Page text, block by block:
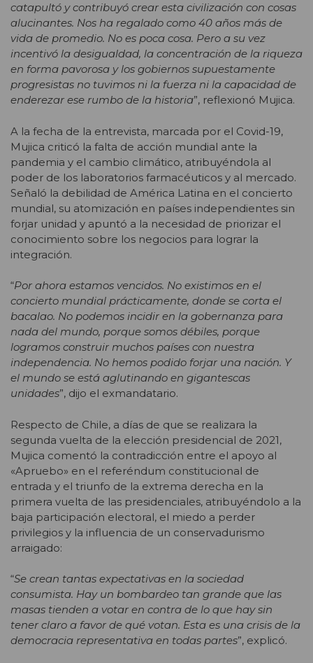
catapultó y contribuyó crear esta civilización con cosas
alucinantes. Nos ha regalado como 40 años más de
vida de promedio. No es poca cosa. Pero a su vez
incentivó la desigualdad, la concentración de la riqueza
en forma pavorosa y los gobiernos supuestamente
progresistas no tuvimos ni la fuerza ni la capacidad de
enderezar ese rumbo de la historia”, reflexionó Mujica.
A la fecha de la entrevista, marcada por el Covid-19,
Mujica criticó la falta de acción mundial ante la
pandemia y el cambio climático, atribuyéndola al
poder de los laboratorios farmacéuticos y al mercado.
Señaló la debilidad de América Latina en el concierto
mundial, su atomización en países independientes sin
forjar unidad y apuntó a la necesidad de priorizar el
conocimiento sobre los negocios para lograr la
integración.
“Por ahora estamos vencidos. No existimos en el
concierto mundial prácticamente, donde se corta el
bacalao. No podemos incidir en la gobernanza para
nada del mundo, porque somos débiles, porque
logramos construir muchos países con nuestra
independencia. No hemos podido forjar una nación. Y
el mundo se está aglutinando en gigantescas
unidades”, dijo el exmandatario.
Respecto de Chile, a días de que se realizara la
segunda vuelta de la elección presidencial de 2021,
Mujica comentó la contradicción entre el apoyo al
«Apruebo» en el referéndum constitucional de
entrada y el triunfo de la extrema derecha en la
primera vuelta de las presidenciales, atribuyéndolo a la
baja participación electoral, el miedo a perder
privilegios y la influencia de un conservadurismo
arraigado:
“Se crean tantas expectativas en la sociedad
consumista. Hay un bombardeo tan grande que las
masas tienden a votar en contra de lo que hay sin
tener claro a favor de qué votan. Esta es una crisis de la
democracia representativa en todas partes”, explicó.